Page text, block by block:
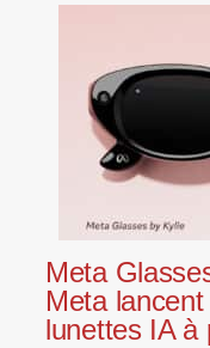
Meta
Meta
lunettes IA à